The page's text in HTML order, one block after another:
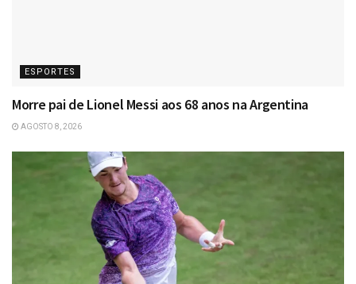
ESPORTES
Morre pai de Lionel Messi aos 68 anos na Argentina
AGOSTO 8, 2026